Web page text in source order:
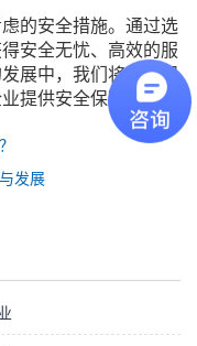
的安全措施。通过选
安全无忧、高效的服
展中，我们将看到保
提供安全保障。
发展